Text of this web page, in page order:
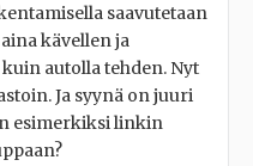
saavutetaan
kävellen ja
autolla tehden. Nyt
Ja syynä on juuri
esimerkiksi linkin